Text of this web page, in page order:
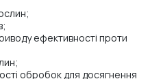
ефективності проти
обробок для досягнення